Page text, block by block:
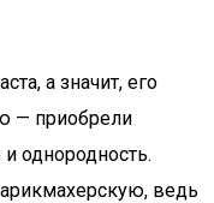
а значит, его
— приобрели
однородность.
ведь